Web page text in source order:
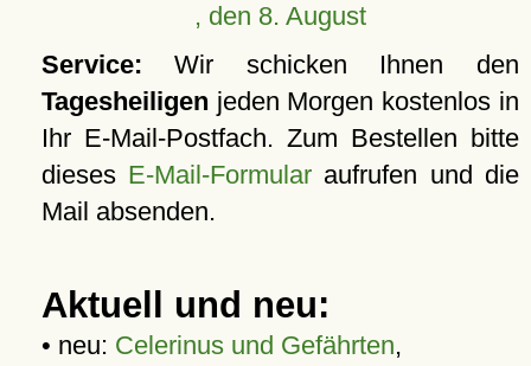
, den 8. August
Service: Wir schicken Ihnen den
Tagesheiligen jeden Morgen kostenlos in
Ihr E-Mail-Postfach. Zum Bestellen bitte
dieses E-Mail-Formular aufrufen und die
Mail absenden.
Aktuell und neu:
• neu: Celerinus und Gefährten,